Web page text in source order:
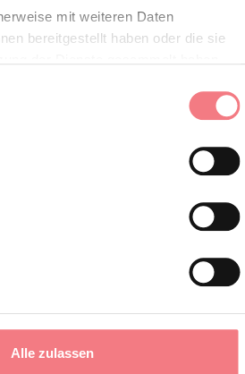
mit weiteren Daten
bereitgestellt haben oder die sie
Alle zulassen